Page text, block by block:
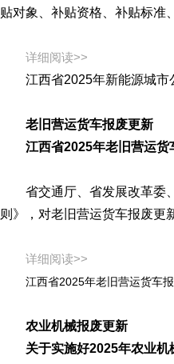
贴对象、补贴资格、补贴标准
详细阅读>>
江西省2025年新能源城
老旧营运货车报废更新
江西省2025年老旧营运
省交通厅、省发展改革委
则》，对老旧营运货车报废更
详细阅读>>
江西省2025年老旧营运货车
农业机械报废更新
关于实施好2025年农业